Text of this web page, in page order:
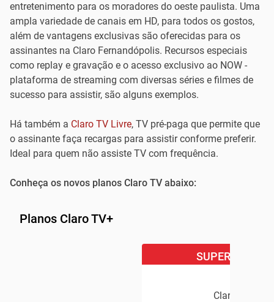
entretenimento para os moradores do oeste paulista. Uma
ampla variedade de canais em HD, para todos os gostos,
além de vantagens exclusivas são oferecidas para os
assinantes na Claro Fernandópolis. Recursos especiais
como replay e gravação e o acesso exclusivo ao NOW -
plataforma de streaming com diversas séries e filmes de
sucesso para assistir, são alguns exemplos.
Há também a Claro TV Livre, TV pré-paga que permite que
o assinante faça recargas para assistir conforme preferir.
Ideal para quem não assiste TV com frequência.
Conheça os novos planos Claro TV abaixo:
Planos Claro TV+
SUPER OFERTA
Claro TV+